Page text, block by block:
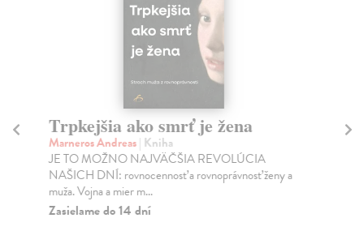
Trpkejšia ako smrť je žena
Marneros Andreas| Kniha
JE TO MOŽNO NAJVÄČŠIA REVOLÚCIA
NAŠICH DNÍ: rovnocennosť a rovnoprávnosť ženy a
muža. Vojna a mier m...
Zasielame do 14 dní